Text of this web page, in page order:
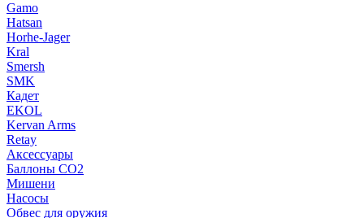
Gamo
Hatsan
Horhe-Jager
Kral
Smersh
SMK
Кадет
EKOL
Kervan Arms
Retay
Аксессуары
Баллоны СО2
Мишени
Насосы
Обвес для оружия